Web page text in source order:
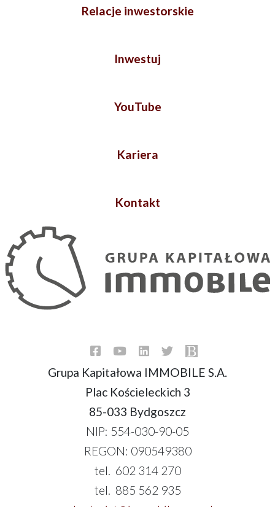
Relacje inwestorskie
Inwestuj
YouTube
Kariera
Kontakt
Grupa Kapitałowa IMMOBILE S.A.
Plac Kościeleckich 3
85-033 Bydgoszcz
NIP: 554-030-90-05
REGON: 090549380
tel. 602 314 270
tel. 885 562 935